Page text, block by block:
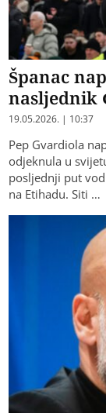
Španac
nasljednik
19.05.2026. | 10:37
Pep Gvardiola
odjeknula u
posljednji put
na Etihadu. Siti …